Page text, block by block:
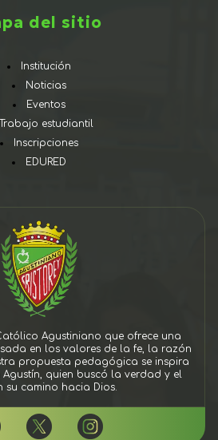
del sitio
Institución
Noticias
Eventos
Trabajo estudiantil
Inscripciones
EDURED
Agustiniano que ofrece una
en los valores de la fe, la razón
propuesta pedagógica se inspira
quien buscó la verdad y el
su camino hacia Dios.